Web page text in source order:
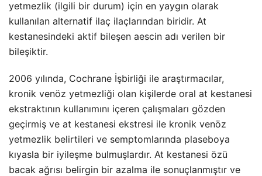
yetmezlik (ilgili bir durum) için en yaygın olarak
kullanılan alternatif ilaç ilaçlarından biridir. At
kestanesindeki aktif bileşen aescin adı verilen bir
bileşiktir.
2006 yılında, Cochrane İşbirliği ile araştırmacılar,
kronik venöz yetmezliği olan kişilerde oral at kestanesi
ekstraktının kullanımını içeren çalışmaları gözden
geçirmiş ve at kestanesi ekstresi ile kronik venöz
yetmezlik belirtileri ve semptomlarında plaseboya
kıyasla bir iyileşme bulmuşlardır. At kestanesi özü
bacak ağrısı belirgin bir azalma ile sonuçlanmıştır ve